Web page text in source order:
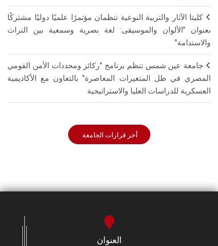
كليتا الآثار والتربية النوعية تنظمان مؤتمرًا علميًا دوليًا مشتركًا
بعنوان "الألوان والموسيقى: لغة بصرية وسمعية بين التراث
والاستدامة"
جامعة عين شمس تنظم برنامج "ركائز ومحددات الأمن القومي
المصري في ظل المتغيرات المعاصرة" بالتعاون مع الأكاديمية
العسكرية للدراسات العليا والاستراتيجية
أخر قرارات الجامعة
العنوان